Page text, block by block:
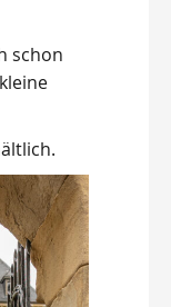
schon